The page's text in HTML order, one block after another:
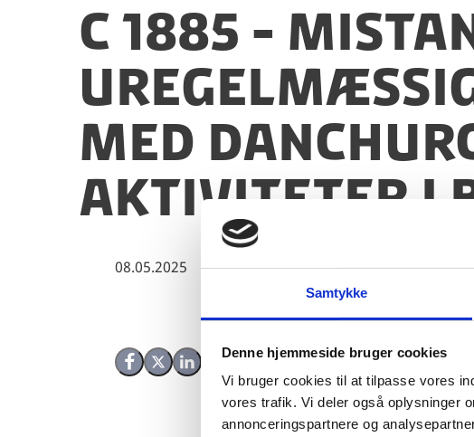
Samtykke
Denne hjemmeside bruger cookies
Vi bruger cookies til at tilpasse vores
vores trafik. Vi deler også oplysninger
annonceringspartnere og
C 1885 -
med
aktiviteter i
08.05.2025
Del på Facebook
Del på X (Twitter)
Del på LinkedIn